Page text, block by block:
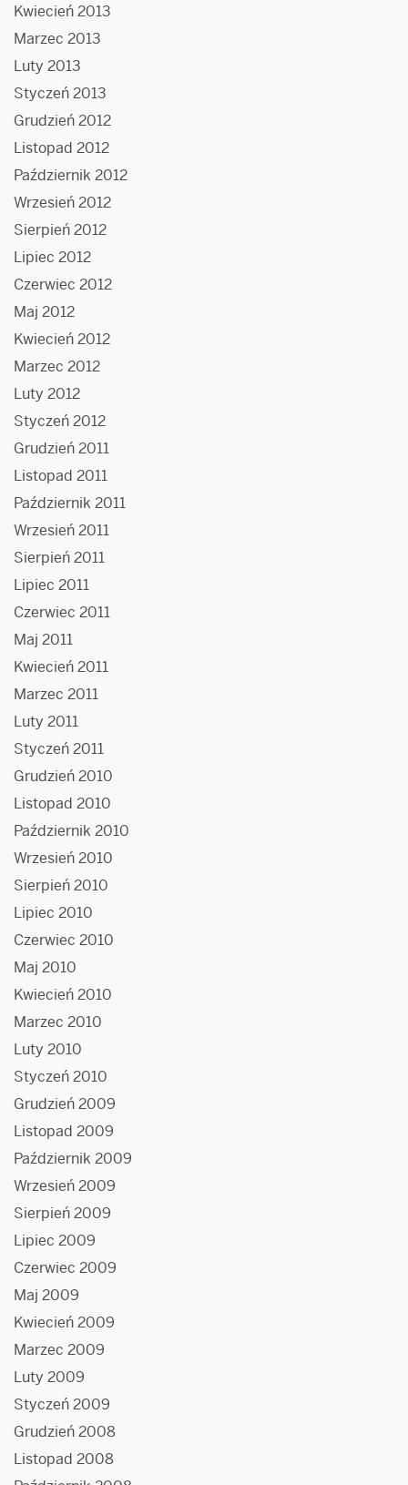
Kwiecień 2013
Marzec 2013
Luty 2013
Styczeń 2013
Grudzień 2012
Listopad 2012
Październik 2012
Wrzesień 2012
Sierpień 2012
Lipiec 2012
Czerwiec 2012
Maj 2012
Kwiecień 2012
Marzec 2012
Luty 2012
Styczeń 2012
Grudzień 2011
Listopad 2011
Październik 2011
Wrzesień 2011
Sierpień 2011
Lipiec 2011
Czerwiec 2011
Maj 2011
Kwiecień 2011
Marzec 2011
Luty 2011
Styczeń 2011
Grudzień 2010
Listopad 2010
Październik 2010
Wrzesień 2010
Sierpień 2010
Lipiec 2010
Czerwiec 2010
Maj 2010
Kwiecień 2010
Marzec 2010
Luty 2010
Styczeń 2010
Grudzień 2009
Listopad 2009
Październik 2009
Wrzesień 2009
Sierpień 2009
Lipiec 2009
Czerwiec 2009
Maj 2009
Kwiecień 2009
Marzec 2009
Luty 2009
Styczeń 2009
Grudzień 2008
Listopad 2008